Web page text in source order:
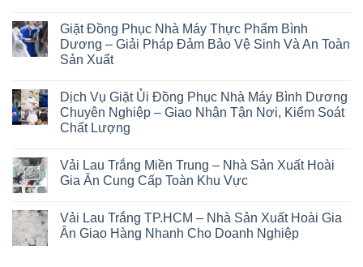
Giặt Đồng Phục Nhà Máy Thực Phẩm Bình
Dương – Giải Pháp Đảm Bảo Vệ Sinh Và An Toàn
Sản Xuất
Dịch Vụ Giặt Ủi Đồng Phục Nhà Máy Bình Dương
Chuyên Nghiệp – Giao Nhận Tận Nơi, Kiểm Soát
Chất Lượng
Vải Lau Trắng Miền Trung – Nhà Sản Xuất Hoài
Gia Ân Cung Cấp Toàn Khu Vực
Vải Lau Trắng TP.HCM – Nhà Sản Xuất Hoài Gia
Ân Giao Hàng Nhanh Cho Doanh Nghiệp